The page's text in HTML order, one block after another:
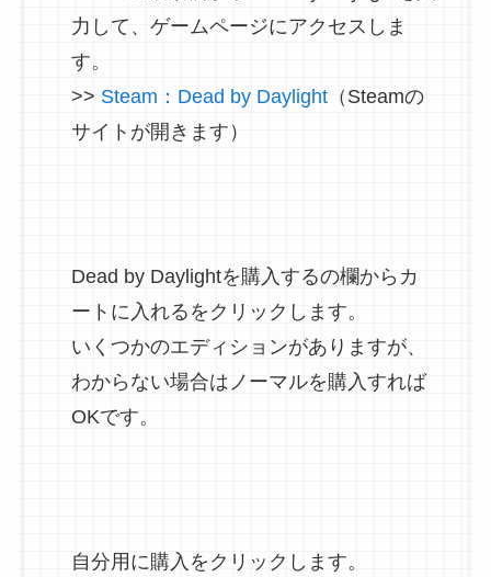
力して、ゲームページにアクセスしま
す。
>> Steam：Dead by Daylight（Steamの
サイトが開きます）
Dead by Daylightを購入するの欄からカ
ートに入れるをクリックします。
いくつかのエディションがありますが、
わからない場合はノーマルを購入すれば
OKです。
自分用に購入をクリックします。